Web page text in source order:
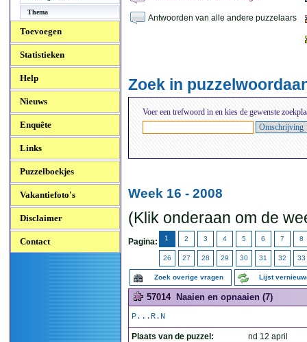
Thema
Toevoegen
Statistieken
Help
Nieuws
Enquête
Links
Puzzelboekjes
Vakantiefoto's
Disclaimer
Contact
Antwoorden van alle andere puzzelaars
Zoek in
Voer een trefwoord in en kies de gewenste
Week 16 - 2008
(Klik onderaan om de
Pagina: 1 2 3 4 5 6 7 8
26 27 28 29 30 31 32 33
Zoek overige vragen Lijst
57014 Naaien en opnaaien (7)
P...R.N
Plaats van de puzzel:
nd 12 april